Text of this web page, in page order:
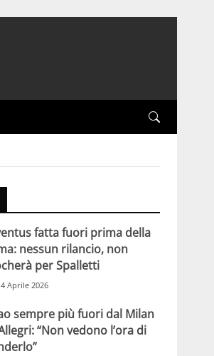
fatta fuori prima della
nessun rilancio, non
per Spalletti
Aprile 2026
sempre più fuori dal Milan
“Non vedono l’ora di